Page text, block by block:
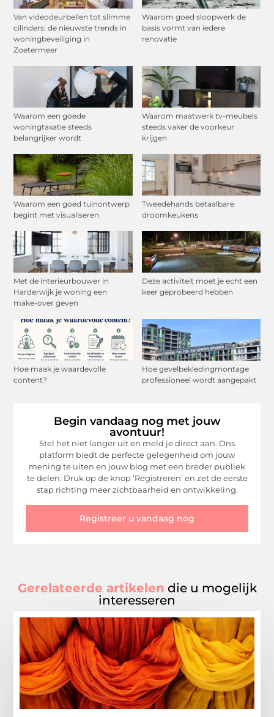
Van videodeurbellen tot slimme
cilinders: de nieuwste trends in
woningbeveiliging in
Zoetermeer
Waarom goed sloopwerk de
basis vormt van iedere
renovatie
Waarom een goede
woningtaxatie steeds
belangrijker wordt
Waarom maatwerk tv-meubels
steeds vaker de voorkeur
krijgen
Waarom een goed tuinontwerp
begint met visualiseren
Tweedehands betaalbare
droomkeukens
Met de interieurbouwer in
Harderwijk je woning een
make-over geven
Deze activiteit moet je echt een
keer geprobeerd hebben
Hoe maak je waardevolle
content?
Hoe gevelbekledingmontage
professioneel wordt aangepakt
Begin vandaag nog met jouw
avontuur!
Stel het niet langer uit en meld je direct aan. Ons
platform biedt de perfecte gelegenheid om jouw
mening te uiten en jouw blog met een breder publiek
te delen. Druk op de knop ‘Registreren’ en zet de eerste
stap richting meer zichtbaarheid en ontwikkeling.
Registreer u vandaag nog
Gerelateerde artikelen die u mogelijk
interesseren